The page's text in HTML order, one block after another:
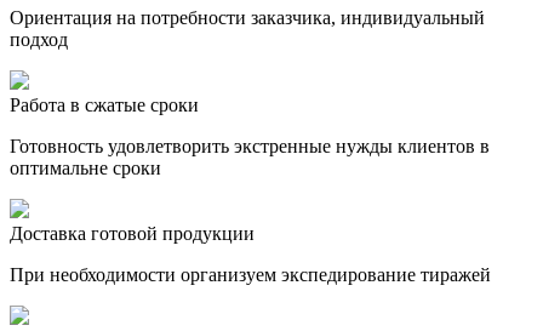
Ориентация на потребности заказчика, индивидуальный
подход
Работа в сжатые сроки
Готовность удовлетворить экстренные нужды клиентов в
оптимальне сроки
Доставка готовой продукции
При необходимости организуем экспедирование тиражей